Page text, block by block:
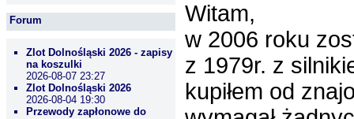
Forum
Zlot Dolnośląski 2026 - zapisy
na koszulki
2026-08-07 23:27
Zlot Dolnośląski 2026
2026-08-04 19:30
Przewody zapłonowe do
Witam,
w 2006 roku
z 1979r. z
kupiłem od